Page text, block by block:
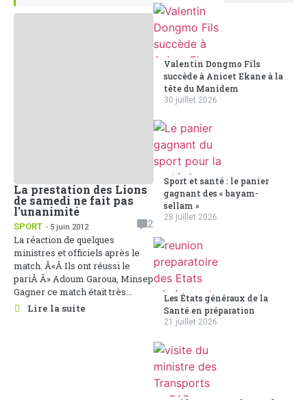
La prestation des Lions
de samedi ne fait pas
l'unanimité
SPORT - 5 juin 2012
2
La réaction de quelques
ministres et officiels après le
match. Â«Â Ils ont réussi le
pariÂ Â» Adoum Garoua, Minsep
Gagner ce match était très...
Lire la suite
Valentin Dongmo Fils
succède à Anicet Ekane à la
tête du Manidem
30 juillet 2026
Sport et santé : le panier
gagnant des « bayam-
sellam »
28 juillet 2026
Les États généraux de la
Santé en préparation
21 juillet 2026